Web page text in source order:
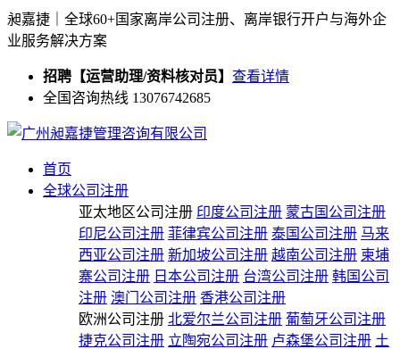
昶嘉捷｜全球60+国家离岸公司注册、离岸银行开户与海外企
业服务解决方案
招聘【运营助理/资料核对员】 查看详情
全国咨询热线 13076742685
首页
全球公司注册
亚太地区公司注册 印度公司注册 蒙古国公司注册
印尼公司注册 菲律宾公司注册 泰国公司注册 马来
西亚公司注册 新加坡公司注册 越南公司注册 柬埔
寨公司注册 日本公司注册 台湾公司注册 韩国公司
注册 澳门公司注册 香港公司注册
欧洲公司注册 北爱尔兰公司注册 葡萄牙公司注册
捷克公司注册 立陶宛公司注册 卢森堡公司注册 土